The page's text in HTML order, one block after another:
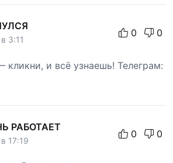
3:11
0 0
и всё узнаешь! Телеграм:
РАБОТАЕТ
17:19
0 0